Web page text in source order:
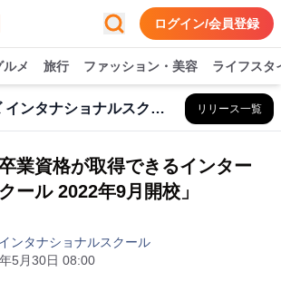
ログイン/会員登録
ルメ 旅行 ファッション・美容 ライフスタ
ワールド アローズ インタナショナルスクール リリース一覧
業資格が取得できるインター
ール 2022年9月開校」
ンタナショナルスクール
5月30日 08:00